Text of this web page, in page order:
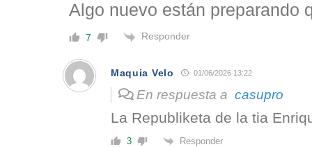
Algo nuevo están preparando
7 Responder
Maquia Velo 01/06/2026 13:22
En respuesta a casupro
La Republiketa de la tia
3 Responder